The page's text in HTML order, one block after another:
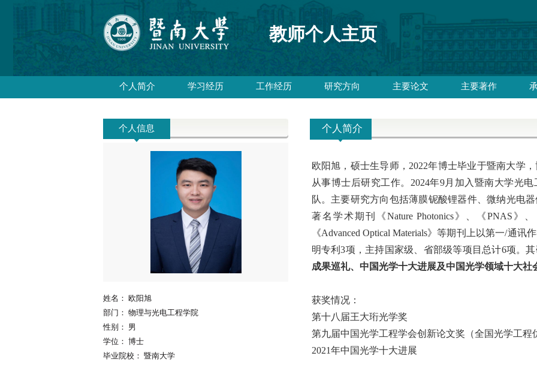
教师个人主页
个人简介 学习经历 工作经历 研究方向 主要论文 主要著作
个人信息
姓名： 欧阳旭
部门： 物理与光电工程学院
性别： 男
学位： 博士
毕业院校： 暨南大学
个人简介
欧阳旭，硕士生导师，2022年博士毕业于暨南大学
从事博士后研究工作。2024年9月加入暨南大学光
队。主要研究方向包括薄膜铌酸锂器件、微纳光电
著名学术期刊《Nature Photonics》、
《PNAS》、
《Advanced Optical Materials》等期刊上以第一/通
明专利3项， 主持国家级、省部级等项目总计6项。
成果巡礼、中国光学十大进展及中国光学领域十大社
获奖情况：
第十八届王大珩光学奖
第九届中国光学工程学会创新论文奖（全国光学工程
2021年中国光学十大进展